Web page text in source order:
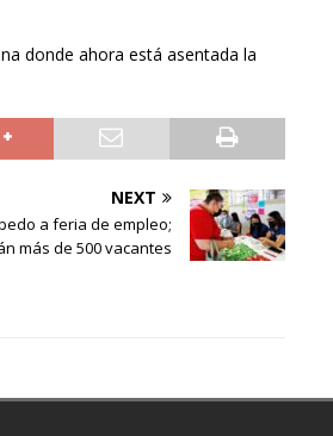
donde ahora está asentada la
NEXT
a feria de empleo;
más de 500 vacantes